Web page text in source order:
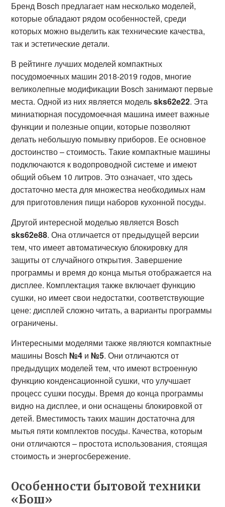
Бренд Bosch предлагает нам несколько моделей,
которые обладают рядом особенностей, среди
которых можно выделить как технические качества,
так и эстетические детали.
В рейтинге лучших моделей компактных
посудомоечных машин 2018-2019 годов, многие
великолепные модификации Bosch занимают первые
места. Одной из них является модельsks62e22. Эта
миниатюрная посудомоечная машина имеет важные
функции и полезные опции, которые позволяют
делать небольшую помывку приборов. Ее основное
достоинство – стоимость. Такие компактные машины
подключаются к водопроводной системе и имеют
общий объем 10 литров. Это означает, что здесь
достаточно места для множества необходимых нам
для приготовления пищи наборов кухонной посуды.
Другой интересной моделью является Bosch
sks62e88. Она отличается от предыдущей версии
тем, что имеет автоматическую блокировку для
защиты от случайного открытия. Завершение
программы и время до конца мытья отображается на
дисплее. Комплектация также включает функцию
сушки, но имеет свои недостатки, соответствующие
цене: дисплей сложно читать, а варианты программы
ограничены.
Интересными моделями также являются компактные
машины Bosch№4 и№5. Они отличаются от
предыдущих моделей тем, что имеют встроенную
функцию конденсационной сушки, что улучшает
процесс сушки посуды. Время до конца программы
видно на дисплее, и они оснащены блокировкой от
детей. Вместимость таких машин достаточна для
мытья пяти комплектов посуды. Качества, которым
они отличаются – простота использования, стоящая
стоимость и энергосбережение.
Особенности бытовой техники
«Бош»